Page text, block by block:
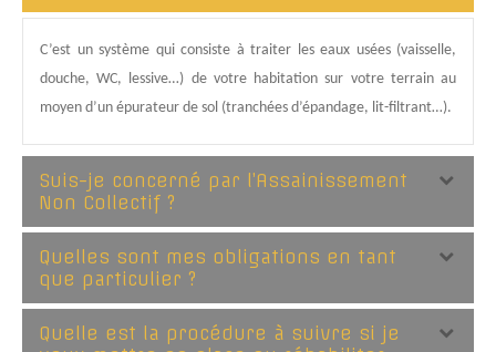
C’est un système qui consiste à traiter les eaux usées (vaisselle,
douche, WC, lessive…) de votre habitation sur votre terrain au
moyen d’un épurateur de sol (tranchées d’épandage, lit-filtrant…).
Suis-je concerné par l’Assainissement
Non Collectif ?
Quelles sont mes obligations en tant
que particulier ?
Quelle est la procédure à suivre si je